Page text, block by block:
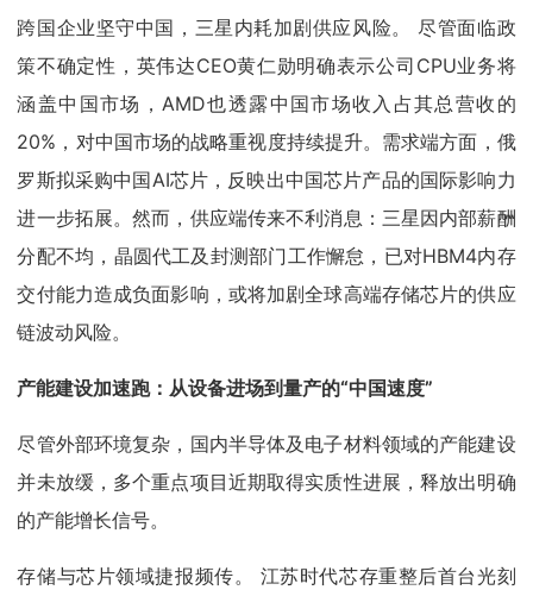
跨国企业坚守中国，三星内耗加剧供应风险。 尽管面临政
策不确定性，英伟达CEO黄仁勋明确表示公司CPU业务将
涵盖中国市场，AMD也透露中国市场收入占其总营收的
20%，对中国市场的战略重视度持续提升。需求端方面，俄
罗斯拟采购中国AI芯片，反映出中国芯片产品的国际影响力
进一步拓展。然而，供应端传来不利消息：三星因内部薪酬
分配不均，晶圆代工及封测部门工作懈怠，已对HBM4内存
交付能力造成负面影响，或将加剧全球高端存储芯片的供应
链波动风险。
产能建设加速跑：从设备进场到量产的“中国速度”
尽管外部环境复杂，国内半导体及电子材料领域的产能建设
并未放缓，多个重点项目近期取得实质性进展，释放出明确
的产能增长信号。
存储与芯片领域捷报频传。 江苏时代芯存重整后首台光刻